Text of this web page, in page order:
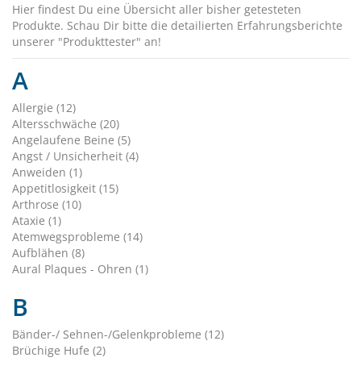
Hier findest Du eine Übersicht aller bisher getesteten
Produkte. Schau Dir bitte die detailierten Erfahrungsberichte
unserer "Produkttester" an!
A
Allergie (12)
Altersschwäche (20)
Angelaufene Beine (5)
Angst / Unsicherheit (4)
Anweiden (1)
Appetitlosigkeit (15)
Arthrose (10)
Ataxie (1)
Atemwegsprobleme (14)
Aufblähen (8)
Aural Plaques - Ohren (1)
B
Bänder-/ Sehnen-/Gelenkprobleme (12)
Brüchige Hufe (2)